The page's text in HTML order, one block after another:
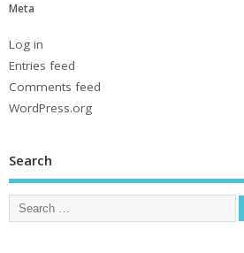
Meta
Log in
Entries feed
Comments feed
WordPress.org
Search